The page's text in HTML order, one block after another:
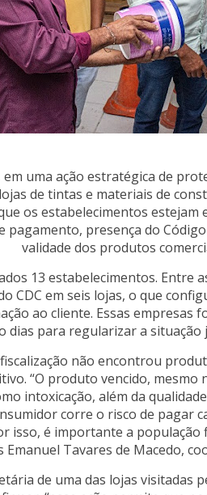
em uma ação estratégica de
de tintas e materiais de
os estabelecimentos estejam
pagamento, presença do
validade dos produtos
13 estabelecimentos. Entre
CDC em seis lojas, o que
ao cliente. Essas empresas
dias para regularizar a situação
não encontrou
“O produto vencido,
intoxicação, além da
corre o risco de pagar
isso, é importante a
Emanuel Tavares de Macedo,
de uma das lojas visitadas